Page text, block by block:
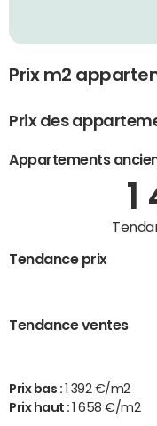
Prix m2
Prix des
Appartements
1
Tendance prix
Tendance ventes
Prix bas : 1 392 €/m2
Prix haut :1 658 €/m2